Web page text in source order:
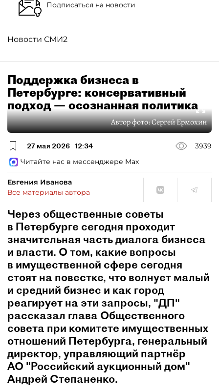
Подписаться на новости
Новости СМИ2
Поддержка бизнеса в
Петербурге: консервативный
подход — осознанная политика
Автор фото:Сергей Ермохин
27 мая 2026 12:34
3939
Читайте нас в мессенджере Max
Евгения Иванова
Все материалы автора
Через общественные советы
в Петербурге сегодня проходит
значительная часть диалога бизнеса
и власти. О том, какие вопросы
в имущественной сфере сегодня
стоят на повестке, что волнует малый
и средний бизнес и как город
реагирует на эти запросы, "ДП"
рассказал глава Общественного
совета при комитете имущественных
отношений Петербурга, генеральный
директор, управляющий партнёр
АО "Российский аукционный дом"
Андрей Степаненко.